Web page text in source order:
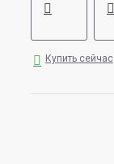
Купить сейчас